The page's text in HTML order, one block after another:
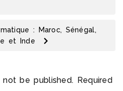
: Maroc, Sénégal,
et Inde
be published. Required